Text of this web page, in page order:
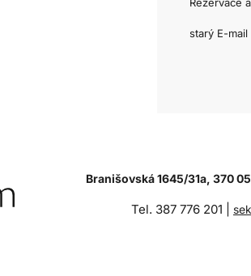
starý E-mail
Branišovská 1645/31a, 370
Tel. 387 776 201 |